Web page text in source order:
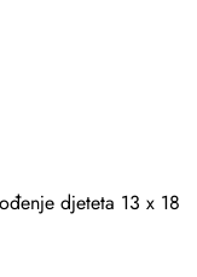
djeteta 13 x 18